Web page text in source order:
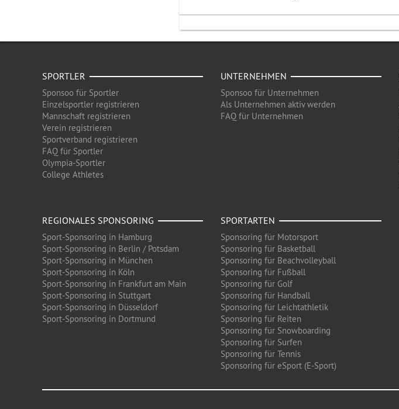
SPORTLER
Sponsoo für Sportler
Einzelsportler registrieren
Mannschaft registrieren
Verein registrieren
Sportverband registrieren
FAQ für Sportler
Olympia-Sportler
College Athletes
UNTERNEHMEN
Sponsoo für Unternehmen
Als Unternehmen aktiv werden
FAQ für Unternehmen
REGIONALES SPONSORING
Sport-Sponsoring in Hamburg
Sport-Sponsoring in Berlin / Potsdam
Sport-Sponsoring in München
Sport-Sponsoring in Köln
Sport-Sponsoring in Frankfurt am Main
Sport-Sponsoring in Stuttgart
Sport-Sponsoring in Düsseldorf
Sport-Sponsoring in Dortmund
SPORTARTEN
Sponsoring für Motorsport
Sponsoring für Basketball
Sponsoring für Beachvolleyball
Sponsoring für Fußball
Sponsoring für Golf
Sponsoring für Handball
Sponsoring für Leichtathletik
Sponsoring für Reiten
Sponsoring für Snowboarding
Sponsoring für Surfen
Sponsoring für Tennis
Sponsoring für eSport (E-Sport)